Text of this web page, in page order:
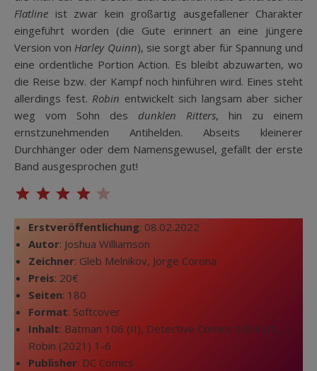
Flatline ist zwar kein großartig ausgefallener Charakter
eingeführt worden (die Gute erinnert an eine jüngere
Version von Harley Quinn), sie sorgt aber für Spannung und
eine ordentliche Portion Action. Es bleibt abzuwarten, wo
die Reise bzw. der Kampf noch hinführen wird. Eines steht
allerdings fest.Robin entwickelt sich langsam aber sicher
weg vom Sohn des dunklen Ritters, hin zu einem
ernstzunehmenden Antihelden. Abseits kleinerer
Durchhänger oder dem Namensgewusel, gefällt der erste
Band ausgesprochen gut!
⭐ ⭐
Erstveröffentlichung: 08.02.2022
Autor: Joshua Williamson
Zeichner: Gleb Melnikov, Jorge Corona
Preis: 20€
Seiten: 180
Format: Softcover
Inhalt: Batman 106 (II), Detective Comics 1034 (II),
Robin (2021) 1-6
Publisher: DC Comics